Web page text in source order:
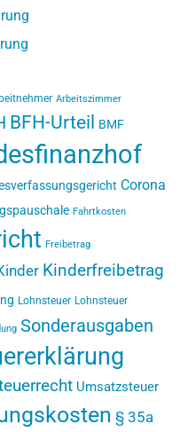
Arbeitszimmer
BFH-Urteil BMF
Corona
Fahrtkosten
Freibetrag
Kinderfreibetrag
Lohnsteuer Lohnsteuer
Sonderausgaben
Umsatzsteuer
§ 35a